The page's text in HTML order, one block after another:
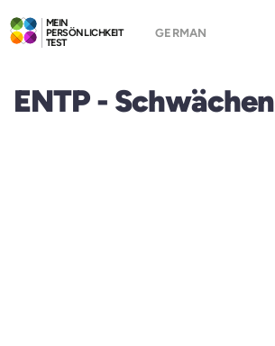
MEIN
PERSÖNLICHKEIT
TEST
ENTP - Schwächen